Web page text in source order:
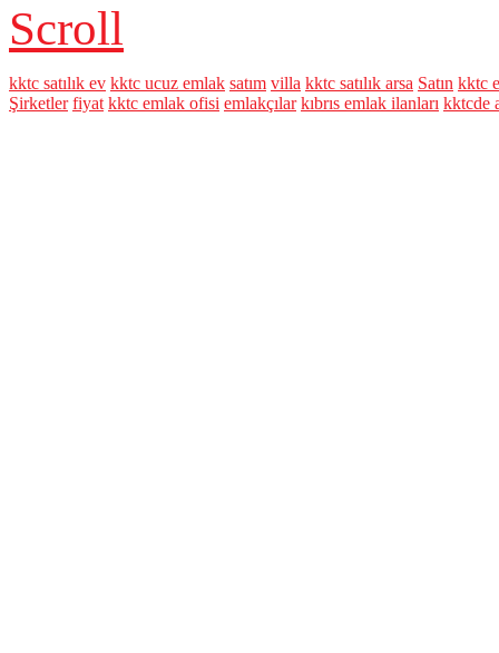
Scroll
kktc satılık ev kktc ucuz emlak satım villa kktc satılık arsa Satın kktc
Şirketler fiyat kktc emlak ofisi emlakçılar kıbrıs emlak ilanları kktcde